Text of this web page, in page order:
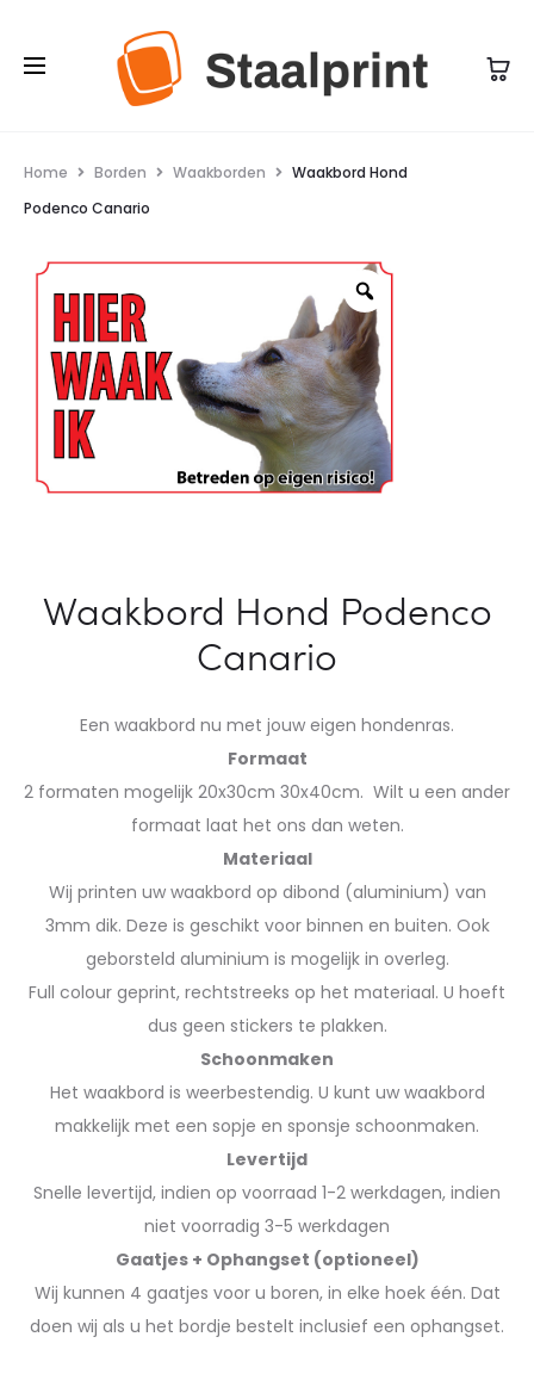
Home Borden Waakborden
Waakbord Hond
Podenco Canario
Waakbord Hond Podenco
Canario
Een waakbord nu met jouw eigen hondenras.
Formaat
2 formaten mogelijk 20x30cm 30x40cm. Wilt u een ander
formaat laat het ons dan weten.
Materiaal
Wij printen uw waakbord op dibond (aluminium) van
3mm dik. Deze is geschikt voor binnen en buiten. Ook
geborsteld aluminium is mogelijk in overleg.
Full colour geprint, rechtstreeks op het materiaal. U hoeft
dus geen stickers te plakken.
Schoonmaken
Het waakbord is weerbestendig. U kunt uw waakbord
makkelijk met een sopje en sponsje schoonmaken.
Levertijd
Snelle levertijd, indien op voorraad 1-2 werkdagen, indien
niet voorradig 3-5 werkdagen
Gaatjes + Ophangset (optioneel)
Wij kunnen 4 gaatjes voor u boren, in elke hoek één. Dat
doen wij als u het bordje bestelt inclusief een ophangset.